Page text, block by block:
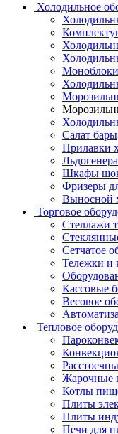
Холодильное
Салат бары
Прилавки
Шкафы
Фризеры
Выносной
Торговое
Стеллажи
Сетчатое
Тележки и
Кассовые
Весовое
Тепловое
Жарочные
Котлы
Плиты
Плиты
Печи для